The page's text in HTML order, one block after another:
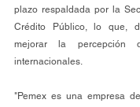
plazo respaldada por la
Crédito Público, lo que,
mejorar la percepción
internacionales.
"Pemex es una empresa